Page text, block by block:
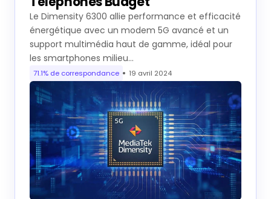
Le Dimensity 6300 allie performance et efficacité
énergétique avec un modem 5G avancé et un
support multimédia haut de gamme, idéal pour
les smartphones milieu…
71.1% de correspondance 19 avril 2024